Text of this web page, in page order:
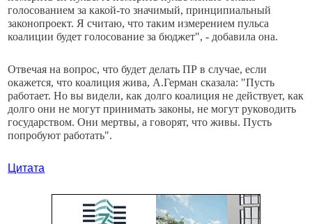
голосованием за какой-то значимый, принципиальный
законопроект. Я считаю, что таким измерением пульса
коалиции будет голосование за бюджет", - добавила она.
Отвечая на вопрос, что будет делать ПР в случае, если
окажется, что коалиция жива, А.Герман сказала: "Пусть
работает. Но вы видели, как долго коалиция не действует, как
долго они не могут принимать законы, не могут руководить
государством. Они мертвы, а говорят, что живы. Пусть
попробуют работать".
Цитата